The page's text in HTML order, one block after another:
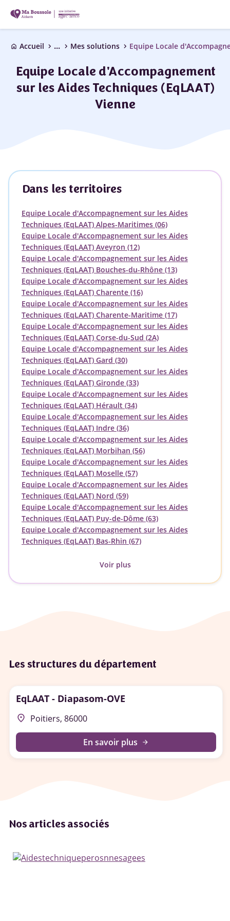
home Accueil chevron_right ... chevron_right Mes solutions chevron_right
Equipe Locale d'Accompagnement
sur les Aides Techniques (EqLAAT)
Vienne
Dans les territoires
Equipe Locale d'Accompagnement sur les Aides
Techniques (EqLAAT) Alpes-Maritimes (06)
Equipe Locale d'Accompagnement sur les Aides
Techniques (EqLAAT) Aveyron (12)
Equipe Locale d'Accompagnement sur les Aides
Techniques (EqLAAT) Bouches-du-Rhône (13)
Equipe Locale d'Accompagnement sur les Aides
Techniques (EqLAAT) Charente (16)
Equipe Locale d'Accompagnement sur les Aides
Techniques (EqLAAT) Charente-Maritime (17)
Equipe Locale d'Accompagnement sur les Aides
Techniques (EqLAAT) Corse-du-Sud (2A)
Equipe Locale d'Accompagnement sur les Aides
Techniques (EqLAAT) Gard (30)
Equipe Locale d'Accompagnement sur les Aides
Techniques (EqLAAT) Gironde (33)
Equipe Locale d'Accompagnement sur les Aides
Techniques (EqLAAT) Hérault (34)
Equipe Locale d'Accompagnement sur les Aides
Techniques (EqLAAT) Indre (36)
Equipe Locale d'Accompagnement sur les Aides
Techniques (EqLAAT) Morbihan (56)
Equipe Locale d'Accompagnement sur les Aides
Techniques (EqLAAT) Moselle (57)
Equipe Locale d'Accompagnement sur les Aides
Techniques (EqLAAT) Nord (59)
Equipe Locale d'Accompagnement sur les Aides
Techniques (EqLAAT) Puy-de-Dôme (63)
Equipe Locale d'Accompagnement sur les Aides
Techniques (EqLAAT) Bas-Rhin (67)
Voir plus
Les structures du département
EqLAAT - Diapasom-OVE
place Poitiers, 86000
En savoir plus arrow_forward
Nos articles associés